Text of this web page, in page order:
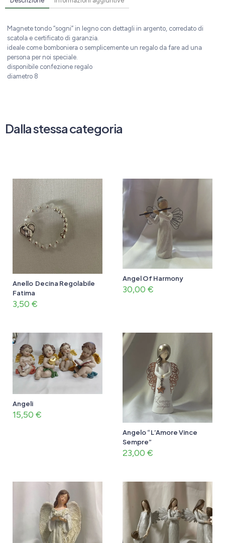
Magnete tondo “sogni” in legno con dettagli in argento, corredato di
scatola e certificato di garanzia.
ideale come bomboniera o semplicemente un regalo da fare ad una
persona per noi speciale.
disponibile confezione regalo
diametro 8
Dalla stessa categoria
Anello Decina Regolabile
Fatima
3,50 €
Angel Of Harmony
30,00 €
Angeli
15,50 €
Angelo “L’Amore Vince
Sempre”
23,00 €